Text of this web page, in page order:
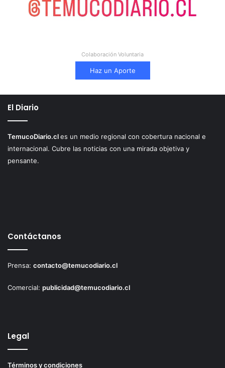
Colaboración Voluntaria
Haz un Aporte
El Diario
TemucoDiario.cles un medio regional con cobertura nacional e
internacional. Cubre las noticias con una mirada objetiva y
pensante.
Contáctanos
Prensa: contacto@temucodiario.cl
Comercial: publicidad@temucodiario.cl
Legal
Términos y condiciones